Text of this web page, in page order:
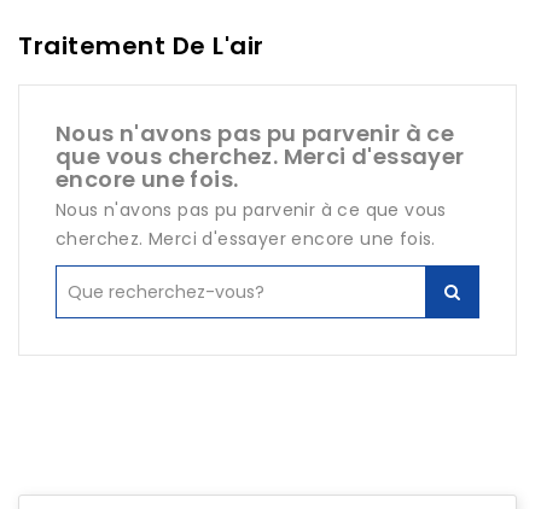
Traitement De L'air
Nous n'avons pas pu parvenir à ce
que vous cherchez. Merci d'essayer
encore une fois.
Nous n'avons pas pu parvenir à ce que vous
cherchez. Merci d'essayer encore une fois.